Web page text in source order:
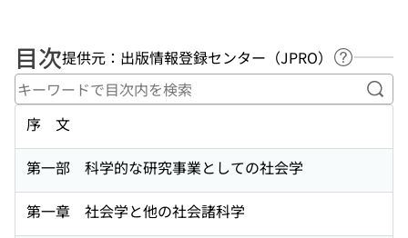
目次提供元：出版情報登録センター（JPRO）
ヘルプペ
キ
序 文
第一部 科学的な研究事業としての社会学
第一章 社会学と他の社会諸科学